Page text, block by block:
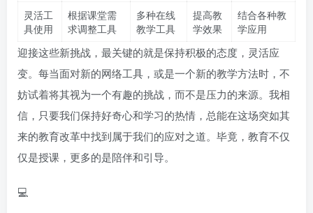
灵活工
具使用
根据课堂需
求调整工具
多种在线
教学工具
提高教
学效果
结合各种教
学应用
迎接这些新挑战，最关键的就是保持积极的态度，灵活应
变。每当面对新的网络工具，或是一个新的教学方法时，不
妨试着将其视为一个有趣的挑战，而不是压力的来源。我相
信，只要我们保持好奇心和学习的热情，总能在这场突如其
来的教育改革中找到属于我们的应对之道。毕竟，教育不仅
仅是授课，更多的是陪伴和引导。
💻